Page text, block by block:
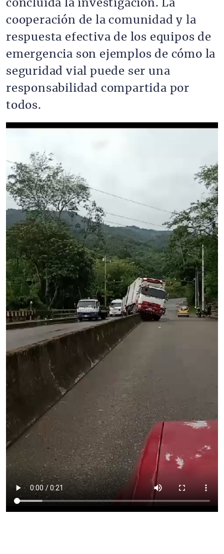
concluida la investigación. La
cooperación de la comunidad y la
respuesta efectiva de los equipos de
emergencia son ejemplos de cómo la
seguridad vial puede ser una
responsabilidad compartida por
todos.
Archivo de vídeo